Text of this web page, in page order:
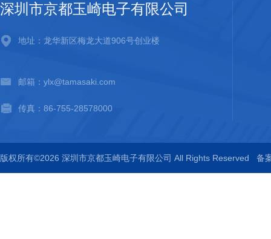
深圳市京都玉崎电子有限公司
地址：龙华新区梅龙大道906号创业楼
邮箱：ylx@tamasaki.com
传真：86-755-28578000
版权所有©2026 深圳市京都玉崎电子有限公司 All Rights Reserved 备